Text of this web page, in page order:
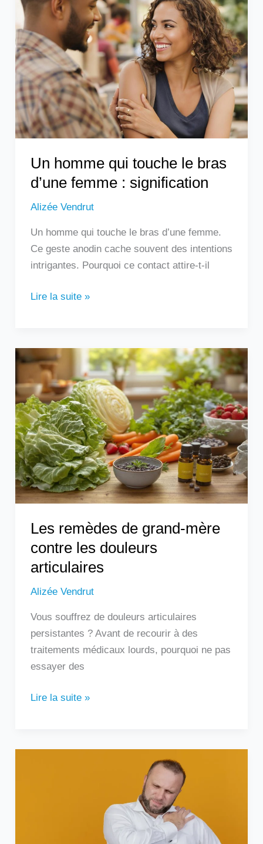
Un homme qui touche le bras
d’une femme : signification
Alizée Vendrut
Un homme qui touche le bras d’une femme.
Ce geste anodin cache souvent des intentions
intrigantes. Pourquoi ce contact attire-t-il
homme
touche
le
bras
d’une
femme
:
signification
Lire la suite »
Les remèdes de grand-mère
contre les douleurs
articulaires
Alizée Vendrut
Vous souffrez de douleurs articulaires
persistantes ? Avant de recourir à des
traitements médicaux lourds, pourquoi ne pas
essayer des
Les
remèdes
de
grand-
mère
contre
les
douleurs
articulaires
Lire la suite »